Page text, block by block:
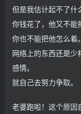
但是我估计起不了什
你钱花了，他又不能
你也不能把他怎么着。
网络上的东西还是少
感情。
就自己去努力争取。
老婆跑啦！这个原因